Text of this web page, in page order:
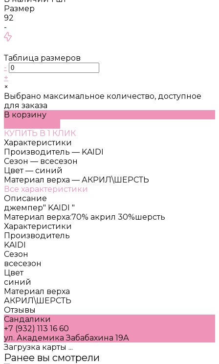
Размер
92
-
Таблица размеров
-
+
×
Выбрано максимальное количество, доступное
для заказа
В корзину
КУПИТЬ В 1 КЛИК
Характеристики
Производитель — KAIDI
Сезон — всесезон
Цвет — синий
Материал верха — АКРИЛ\ШЕРСТЬ
Все характеристики
Описание
джемпер" KAIDI "
Материал верха:70% акрил 30%шерсть
Характеристики
Производитель
KAIDI
Сезон
всесезон
Цвет
синий
Материал верха
АКРИЛ\ШЕРСТЬ
Отзывы
Сандалики
+7 (932) 113 16 60
ул. Академика Забабахина 19А
Загрузка карты ...
Ранее вы смотрели